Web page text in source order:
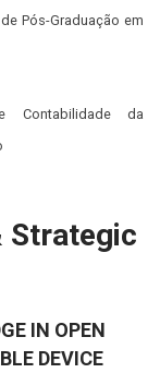
de Pós-Graduação em
Contabilidade da
Strategic
IN OPEN
DEVICE